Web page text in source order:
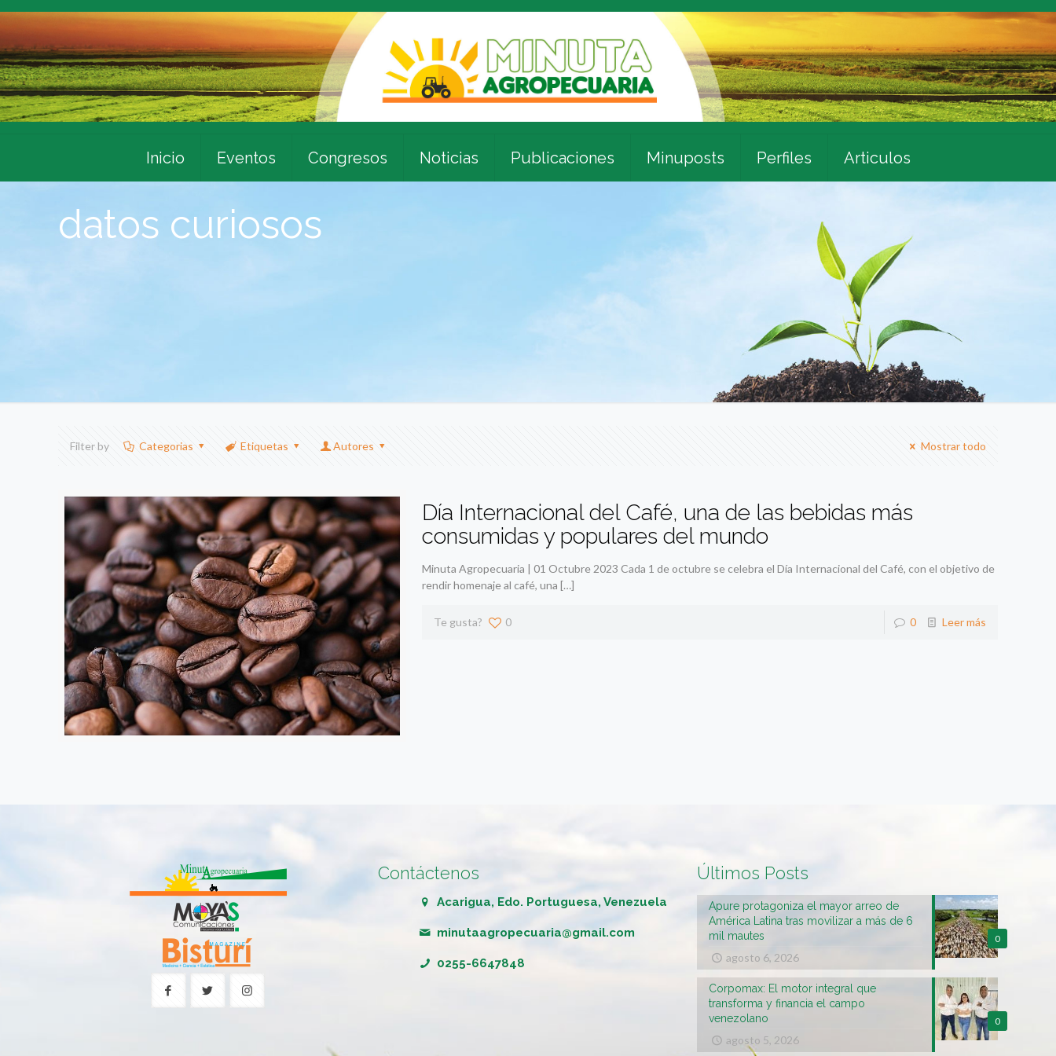
Inicio Eventos Congresos Noticias Publicaciones Minuposts Perfiles Articulos
datos curiosos
Filter by Categorias Etiquetas Autores Mostrar todo
Día Internacional del Café, una de las bebidas más
consumidas y populares del mundo
Minuta Agropecuaria | 01 Octubre 2023 Cada 1 de octubre se celebra el Día Internacional del Café, con el objetivo de
rendir homenaje al café, una […]
Te gusta? 0 0 Leer más
Contáctenos
Acarigua, Edo. Portuguesa, Venezuela
minutaagropecuaria@gmail.com
0255-6647848
Últimos Posts
0
Apure protagoniza el mayor arreo de
América Latina tras movilizar a más de 6
mil mautes
agosto 6, 2026
0
Corpomax: El motor integral que
transforma y financia el campo
venezolano
agosto 5, 2026